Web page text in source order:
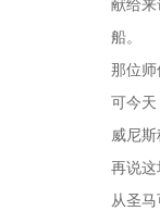
献给
船。
那位师
可今
威尼
再说这
从圣